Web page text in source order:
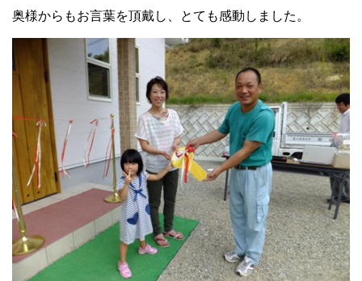
奥様からもお言葉を頂戴し、とても感動しました。